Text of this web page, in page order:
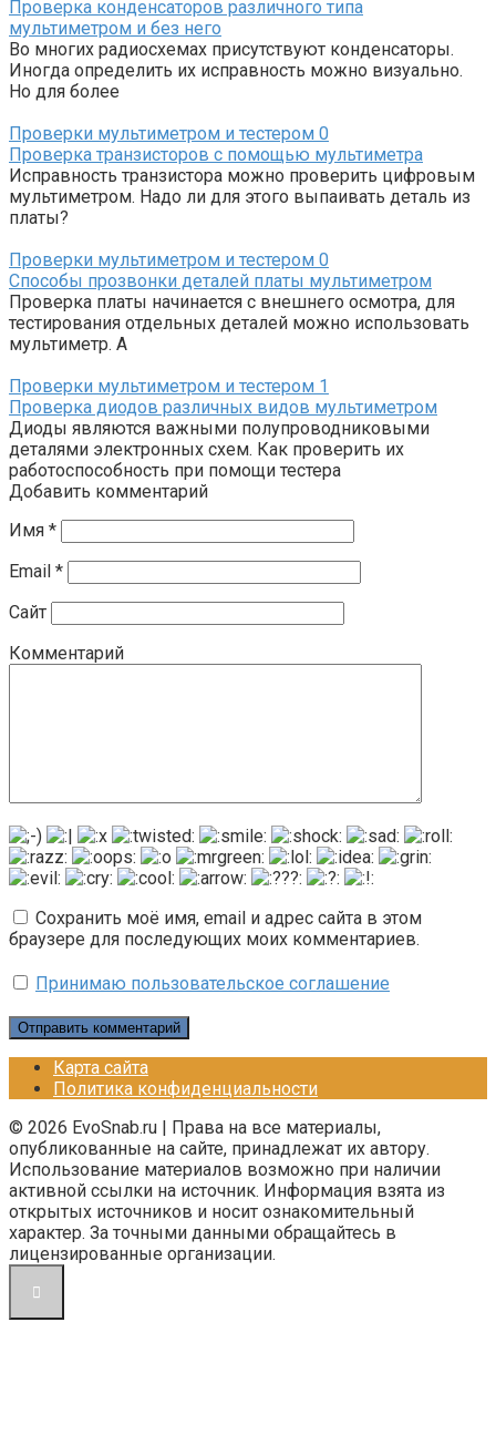
Проверка конденсаторов различного типа
мультиметром и без него
Во многих радиосхемах присутствуют конденсаторы.
Иногда определить их исправность можно визуально.
Но для более
Проверки мультиметром и тестером 0
Проверка транзисторов с помощью мультиметра
Исправность транзистора можно проверить цифровым
мультиметром. Надо ли для этого выпаивать деталь из
платы?
Проверки мультиметром и тестером 0
Способы прозвонки деталей платы мультиметром
Проверка платы начинается с внешнего осмотра, для
тестирования отдельных деталей можно использовать
мультиметр. А
Проверки мультиметром и тестером 1
Проверка диодов различных видов мультиметром
Диоды являются важными полупроводниковыми
деталями электронных схем. Как проверить их
работоспособность при помощи тестера
Добавить комментарий
Имя *
Email *
Сайт
Комментарий
Сохранить моё имя, email и адрес сайта в этом
браузере для последующих моих комментариев.
Принимаю пользовательское соглашение
Карта сайта
Политика конфиденциальности
© 2026 EvoSnab.ru | Права на все материалы,
опубликованные на сайте, принадлежат их автору.
Использование материалов возможно при наличии
активной ссылки на источник. Информация взята из
открытых источников и носит ознакомительный
характер. За точными данными обращайтесь в
лицензированные организации.